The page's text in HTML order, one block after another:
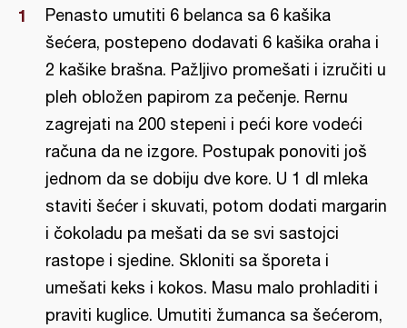
Penasto umutiti 6 belanca sa 6 kašika
šećera, postepeno dodavati 6 kašika oraha i
2 kašike brašna. Pažljivo promešati i izručiti u
pleh obložen papirom za pečenje. Rernu
zagrejati na 200 stepeni i peći kore vodeći
računa da ne izgore. Postupak ponoviti još
jednom da se dobiju dve kore. U 1 dl mleka
staviti šećer i skuvati, potom dodati margarin
i čokoladu pa mešati da se svi sastojci
rastope i sjedine. Skloniti sa šporeta i
umešati keks i kokos. Masu malo prohladiti i
praviti kuglice. Umutiti žumanca sa šećerom,